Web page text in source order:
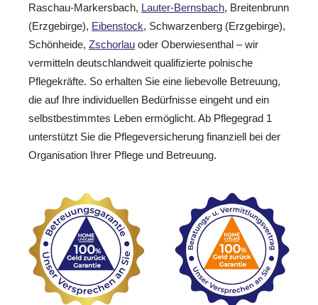
Raschau-Markersbach, Lauter-Bernsbach, Breitenbrunn
(Erzgebirge), Eibenstock, Schwarzenberg (Erzgebirge),
Schönheide, Zschorlau oder Oberwiesenthal – wir
vermitteln deutschlandweit qualifizierte polnische
Pflegekräfte. So erhalten Sie eine liebevolle Betreuung,
die auf Ihre individuellen Bedürfnisse eingeht und ein
selbstbestimmtes Leben ermöglicht. Ab Pflegegrad 1
unterstützt Sie die Pflegeversicherung finanziell bei der
Organisation Ihrer Pflege und Betreuung.